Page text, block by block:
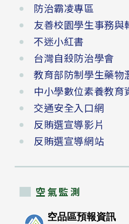
防治霸凌專區
友善校園學生事務與
不迷小紅書
台灣自殺防治學會
教育部防制學生藥物
中小學數位素養教育
交通安全入口網
反賄選宣導影片
反賄選宣導網站
空氣監測